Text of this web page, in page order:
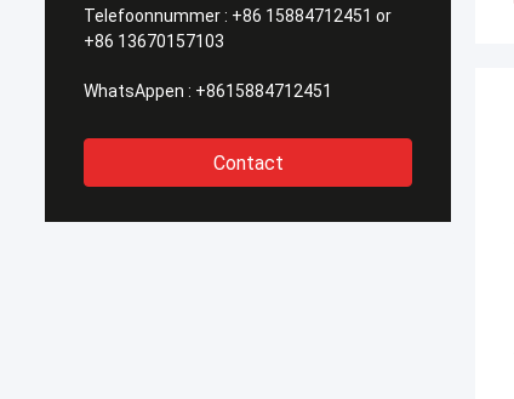
Telefoonnummer : +86 15884712451 or
+86 13670157103
WhatsAppen : +8615884712451
Contact